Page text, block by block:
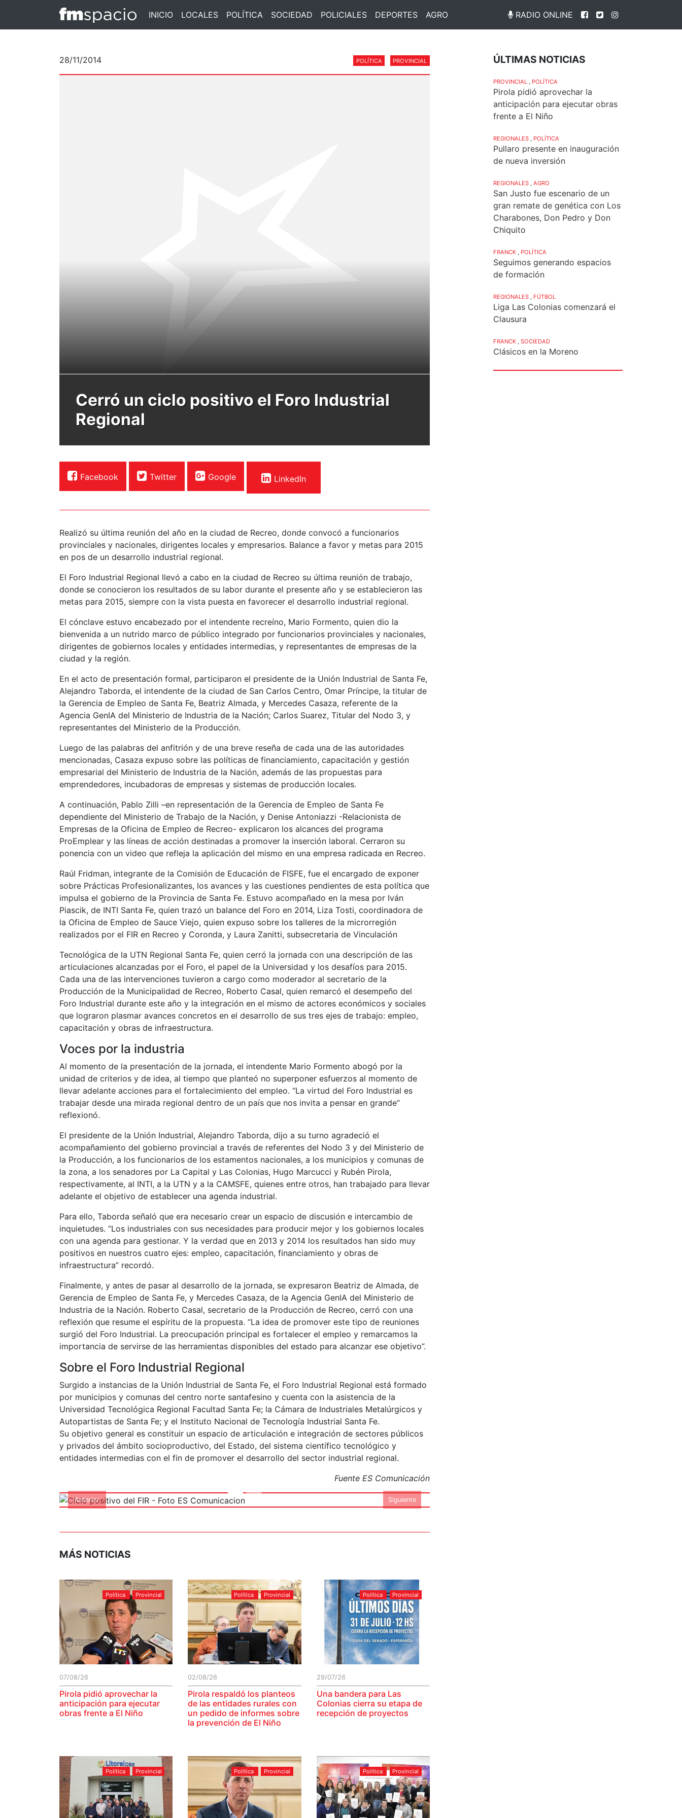
INICIO LOCALES POLÍTICA SOCIEDAD POLICIALES DEPORTES AGRO RADIO ONLINE
28/11/2014 POLÍTICA PROVINCIAL
Cerró un ciclo positivo el Foro Industrial
Regional
Facebook Twitter Google LinkedIn
Realizó su última reunión del año en la ciudad de Recreo, donde convocó a funcionarios
provinciales y nacionales, dirigentes locales y empresarios. Balance a favor y metas para 2015
en pos de un desarrollo industrial regional.
El Foro Industrial Regional llevó a cabo en la ciudad de Recreo su última reunión de trabajo,
donde se conocieron los resultados de su labor durante el presente año y se establecieron las
metas para 2015, siempre con la vista puesta en favorecer el desarrollo industrial regional.
El cónclave estuvo encabezado por el intendente recreíno, Mario Formento, quien dio la
bienvenida a un nutrido marco de público integrado por funcionarios provinciales y nacionales,
dirigentes de gobiernos locales y entidades intermedias, y representantes de empresas de la
ciudad y la región.
En el acto de presentación formal, participaron el presidente de la Unión Industrial de Santa Fe,
Alejandro Taborda, el intendente de la ciudad de San Carlos Centro, Omar Príncipe, la titular de
la Gerencia de Empleo de Santa Fe, Beatriz Almada, y Mercedes Casaza, referente de la
Agencia GenIA del Ministerio de Industria de la Nación; Carlos Suarez, Titular del Nodo 3, y
representantes del Ministerio de la Producción.
Luego de las palabras del anfitrión y de una breve reseña de cada una de las autoridades
mencionadas, Casaza expuso sobre las políticas de financiamiento, capacitación y gestión
empresarial del Ministerio de Industria de la Nación, además de las propuestas para
emprendedores, incubadoras de empresas y sistemas de producción locales.
A continuación, Pablo Zilli –en representación de la Gerencia de Empleo de Santa Fe
dependiente del Ministerio de Trabajo de la Nación, y Denise Antoniazzi -Relacionista de
Empresas de la Oficina de Empleo de Recreo- explicaron los alcances del programa
ProEmplear y las líneas de acción destinadas a promover la inserción laboral. Cerraron su
ponencia con un video que refleja la aplicación del mismo en una empresa radicada en Recreo.
Raúl Fridman, integrante de la Comisión de Educación de FISFE, fue el encargado de exponer
sobre Prácticas Profesionalizantes, los avances y las cuestiones pendientes de esta política que
impulsa el gobierno de la Provincia de Santa Fe. Estuvo acompañado en la mesa por Iván
Piascik, de INTI Santa Fe, quien trazó un balance del Foro en 2014, Liza Tosti, coordinadora de
la Oficina de Empleo de Sauce Viejo, quien expuso sobre los talleres de la microrregión
realizados por el FIR en Recreo y Coronda, y Laura Zanitti, subsecretaria de Vinculación
Tecnológica de la UTN Regional Santa Fe, quien cerró la jornada con una descripción de las
articulaciones alcanzadas por el Foro, el papel de la Universidad y los desafíos para 2015.
Cada una de las intervenciones tuvieron a cargo como moderador al secretario de la
Producción de la Municipalidad de Recreo, Roberto Casal, quien remarcó el desempeño del
Foro Industrial durante este año y la integración en el mismo de actores económicos y sociales
que lograron plasmar avances concretos en el desarrollo de sus tres ejes de trabajo: empleo,
capacitación y obras de infraestructura.
Voces por la industria
Al momento de la presentación de la jornada, el intendente Mario Formento abogó por la
unidad de criterios y de idea, al tiempo que planteó no superponer esfuerzos al momento de
llevar adelante acciones para el fortalecimiento del empleo. “La virtud del Foro Industrial es
trabajar desde una mirada regional dentro de un país que nos invita a pensar en grande”
reflexionó.
El presidente de la Unión Industrial, Alejandro Taborda, dijo a su turno agradeció el
acompañamiento del gobierno provincial a través de referentes del Nodo 3 y del Ministerio de
la Producción, a los funcionarios de los estamentos nacionales, a los municipios y comunas de
la zona, a los senadores por La Capital y Las Colonias, Hugo Marcucci y Rubén Pirola,
respectivamente, al INTI, a la UTN y a la CAMSFE, quienes entre otros, han trabajado para llevar
adelante el objetivo de establecer una agenda industrial.
Para ello, Taborda señaló que era necesario crear un espacio de discusión e intercambio de
inquietudes. “Los industriales con sus necesidades para producir mejor y los gobiernos locales
con una agenda para gestionar. Y la verdad que en 2013 y 2014 los resultados han sido muy
positivos en nuestros cuatro ejes: empleo, capacitación, financiamiento y obras de
infraestructura” recordó.
Finalmente, y antes de pasar al desarrollo de la jornada, se expresaron Beatriz de Almada, de
Gerencia de Empleo de Santa Fe, y Mercedes Casaza, de la Agencia GenIA del Ministerio de
Industria de la Nación. Roberto Casal, secretario de la Producción de Recreo, cerró con una
reflexión que resume el espíritu de la propuesta. “La idea de promover este tipo de reuniones
surgió del Foro Industrial. La preocupación principal es fortalecer el empleo y remarcamos la
importancia de servirse de las herramientas disponibles del estado para alcanzar ese objetivo”.
Sobre el Foro Industrial Regional
Surgido a instancias de la Unión Industrial de Santa Fe, el Foro Industrial Regional está formado
por municipios y comunas del centro norte santafesino y cuenta con la asistencia de la
Universidad Tecnológica Regional Facultad Santa Fe; la Cámara de Industriales Metalúrgicos y
Autopartistas de Santa Fe; y el Instituto Nacional de Tecnología Industrial Santa Fe.
Su objetivo general es constituir un espacio de articulación e integración de sectores públicos
y privados del ámbito socioproductivo, del Estado, del sistema científico tecnológico y
entidades intermedias con el fin de promover el desarrollo del sector industrial regional.
Fuente ES Comunicación
Ciclo positivo del FIR - Foto ES
Anterior Siguiente
MÁS NOTICIAS
Política Provincial
07/08/26
Pirola pidió aprovechar la
anticipación para ejecutar
obras frente a El Niño
Política Provincial
02/08/26
Pirola respaldó los planteos
de las entidades rurales con
un pedido de informes sobre
la prevención de El Niño
Política Provincial
29/07/26
Una bandera para Las
Colonias cierra su etapa de
recepción de proyectos
Política Provincial Política Provincial Política Provincial
ÚLTIMAS NOTICIAS
PROVINCIAL POLÍTICA
Pirola pidió aprovechar la
anticipación para ejecutar obras
frente a El Niño
REGIONALES POLÍTICA
Pullaro presente en inauguración
de nueva inversión
REGIONALES AGRO
San Justo fue escenario de un
gran remate de genética con Los
Charabones, Don Pedro y Don
Chiquito
FRANCK POLÍTICA
Seguimos generando espacios
de formación
REGIONALES FÚTBOL
Liga Las Colonias comenzará el
Clausura
FRANCK SOCIEDAD
Clásicos en la Moreno